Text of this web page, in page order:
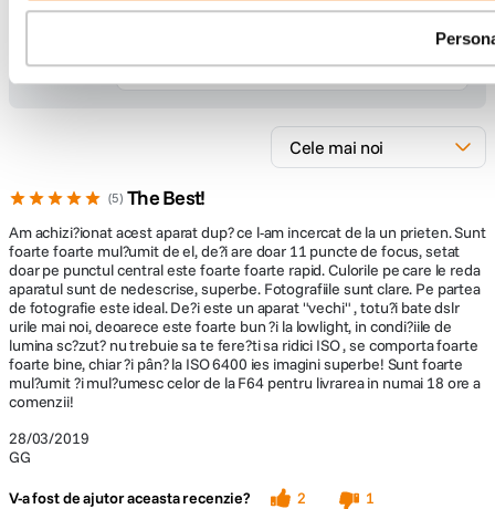
se extinde de la ISO 100 pana la ISO 25.600 (extensibil
-3EV. Acesta este suficient de sensibil pentru a
functiona la lumina lunii.
Incadrari cu usurinta
Fluxul de lucru este mult imbunatatit fata de modelele
anterioare, datorita vizorului luminos al aparatului
Canon EOS 6D. Ecranul LCD Clear View II cu diagonala
de 3 inci si 1,040,000 face ca fotografierea cu functia
o adevarata placere.
42 recenzii
5 The Best!
28/03/2019
GG
Am achizi?ionat acest aparat dup? ce l-am incercat de la un prieten. Sunt
foarte foarte mul?umit de el, de?i are doar 11 puncte de focus, setat
doar pe punctul central este foarte foarte rapid. Culorile pe care le reda
aparatul sunt de nedescrise, superbe. Fotografiile sunt clare. Pe partea
de fotografie este ideal. De?i este un aparat "vechi" , totu?i bate dslr
urile mai noi, deoarece este foarte bun ?i la lowlight, in condi?iile de
lumina sc?zut? nu trebuie sa te fere?ti sa ridici ISO , se comporta foarte
foarte bine, chiar ?i pân? la ISO 6400 ies imagini superbe! Sunt foarte
mul?umit ?i mul?umesc celor de la F64 pentru livrarea in numai 18 ore a
comenzii!
V-a fost de ajutor aceasta recenzie? 2
1